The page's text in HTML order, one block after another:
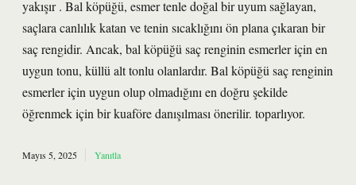
yakışır . Bal köpüğü, esmer tenle doğal bir uyum sağlayan,
saçlara canlılık katan ve tenin sıcaklığını ön plana çıkaran bir
saç rengidir. Ancak, bal köpüğü saç renginin esmerler için en
uygun tonu, küllü alt tonlu olanlardır. Bal köpüğü saç renginin
esmerler için uygun olup olmadığını en doğru şekilde
öğrenmek için bir kuaföre danışılması önerilir. toparlıyor.
Mayıs 5, 2025 Yanıtla